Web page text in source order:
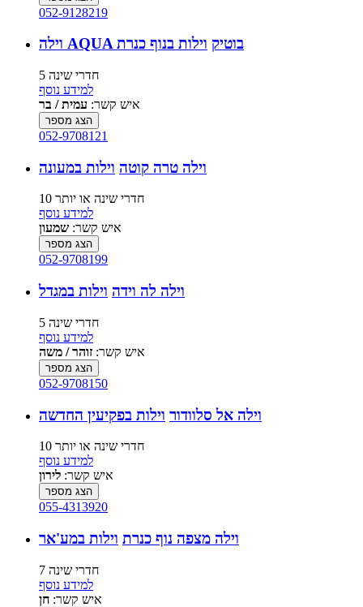
052-9128219
וילה AQUA בוטיק וילות בנוף כנרת
5 חדרי שינה
למידע נוסף
איש קשר: עמית / בר
הצג מספר
052-9708121
וילה טרה קוטה וילות במעונה
10 חדרי שינה או יותר
למידע נוסף
איש קשר: שמעון
הצג מספר
052-9708199
וילה לה וידה וילות במגדל
5 חדרי שינה
למידע נוסף
איש קשר: זוהר / משה
הצג מספר
052-9708150
וילה אל סלוודור וילות בפקיעין החדשה
10 חדרי שינה או יותר
למידע נוסף
איש קשר: לירון
הצג מספר
055-4313920
וילה מצפה נוף כנרת וילות במע'אר
7 חדרי שינה
למידע נוסף
איש קשר: חן